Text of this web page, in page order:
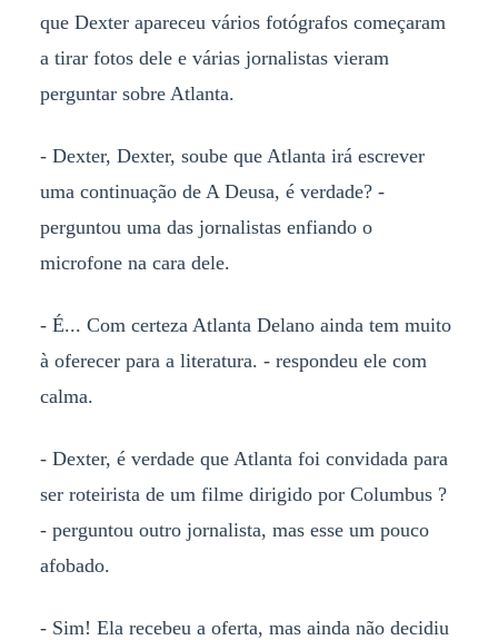
que Dexter apareceu vários fotógrafos começaram
a tirar fotos dele e várias jornalistas vieram
perguntar sobre Atlanta.
- Dexter, Dexter, soube que Atlanta irá escrever
uma continuação de A Deusa, é verdade? -
perguntou uma das jornalistas enfiando o
microfone na cara dele.
- É... Com certeza Atlanta Delano ainda tem muito
à oferecer para a literatura. - respondeu ele com
calma.
- Dexter, é verdade que Atlanta foi convidada para
ser roteirista de um filme dirigido por Columbus ?
- perguntou outro jornalista, mas esse um pouco
afobado.
- Sim! Ela recebeu a oferta, mas ainda não decidiu